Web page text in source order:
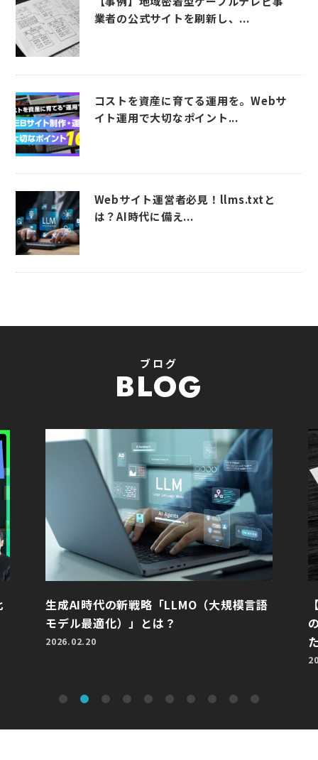
業者の公式サイトを刷新し、...
コストを資産に育てる運用を。Webサ
イト運用で大切なポイント...
Webサイト運営者必見！llms.txtと
は？AI時代に備え...
ブログ
BLOG
生成AI時代の新戦略「LLMO（大規模言語
モデル最適化）」とは？
2026.02.20